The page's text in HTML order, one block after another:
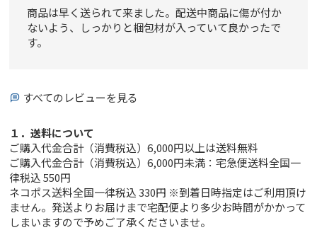
商品は早く送られて来ました。配送中商品に傷が付か
ないよう、しっかりと梱包材が入っていて良かったで
す。
すべてのレビューを見る
１．送料について
ご購入代金合計（消費税込）6,000円以上は送料無料
ご購入代金合計（消費税込）6,000円未満：宅急便送料全国一
律税込 550円
ネコポス送料全国一律税込 330円 ※到着日時指定はご利用頂け
ません。発送よりお届けまで宅配便より多少お時間がかかって
しまいますので予めご了承くださいませ。